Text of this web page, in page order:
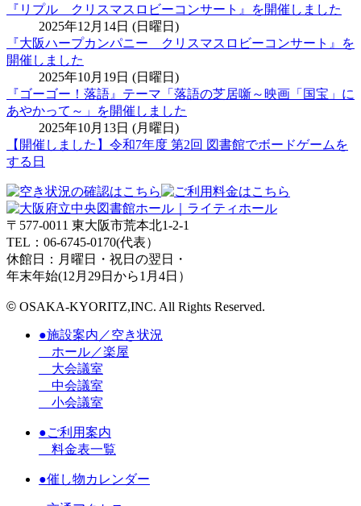
『リプル クリスマスロビーコンサート』を開催しました
2025年12月14日 (日曜日)
『大阪ハープカンパニー クリスマスロビーコンサート』を
開催しました
2025年10月19日 (日曜日)
『ゴーゴー！落語』テーマ「落語の芝居噺～映画「国宝」に
あやかって～」を開催しました
2025年10月13日 (月曜日)
【開催しました】令和7年度 第2回 図書館でボードゲームを
する日
〒577-0011 東大阪市荒本北1-2-1
TEL：06-6745-0170(代表）
休館日：月曜日・祝日の翌日・
年末年始(12月29日から1月4日）
© OSAKA-KYORITZ,INC. All Rights Reserved.
●施設案内／空き状況
ホール／楽屋
大会議室
中会議室
小会議室
●ご利用案内
料金表一覧
●催し物カレンダー